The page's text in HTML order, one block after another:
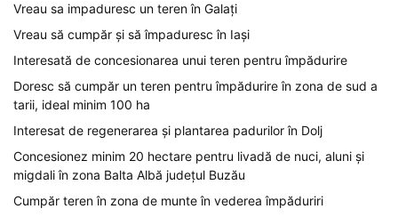
Vreau sa impaduresc un teren în Galați
Vreau să cumpăr și să împaduresc în Iași
Interesată de concesionarea unui teren pentru împădurire
Doresc să cumpăr un teren pentru împădurire în zona de sud a
tarii, ideal minim 100 ha
Interesat de regenerarea și plantarea padurilor în Dolj
Concesionez minim 20 hectare pentru livadă de nuci, aluni și
migdali în zona Balta Albă județul Buzău
Cumpăr teren în zona de munte în vederea împăduriri